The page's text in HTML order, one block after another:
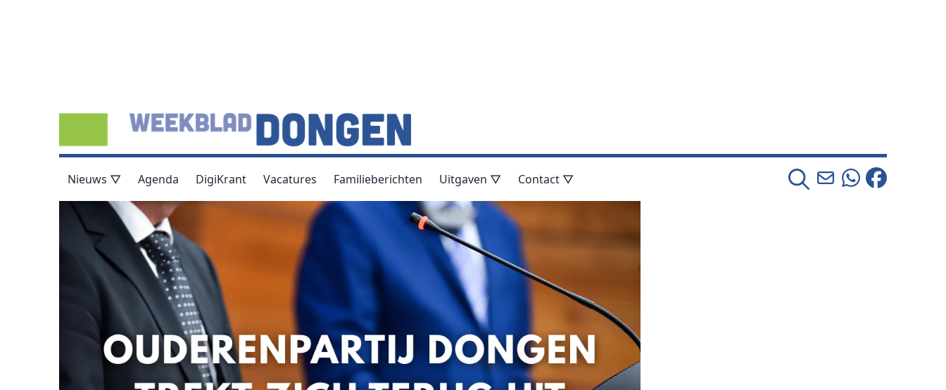
Nieuws ▽ Agenda DigiKrant Vacatures Familieberichten Uitgaven ▽ Contact ▽